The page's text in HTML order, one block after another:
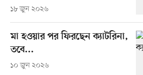
১৮ জুন ২০২৬
মা হওয়ার পর ফিরছেন ক্যাটরিনা,
তবে...
১০ জুন ২০২৬